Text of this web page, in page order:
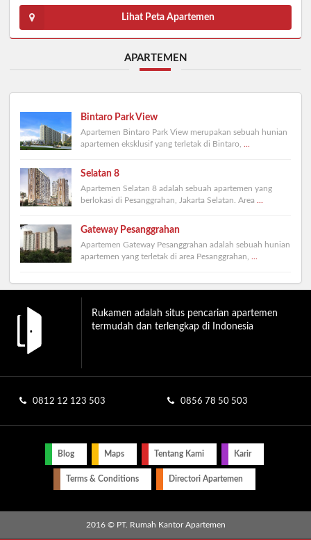
Lihat Peta Apartemen
APARTEMEN
Bintaro Park View
Apartemen Bintaro Park View merupakan sebuah hunian
apartemen eksklusif yang terletak di Bintaro,
Selatan 8
Apartemen Selatan 8 adalah sebuah apartemen yang
berlokasi di Pesanggrahan, Jakarta Selatan. Area
Gateway Pesanggrahan
Apartemen Gateway Pesanggrahan adalah sebuah hunian
apartemen yang terletak di area Pesanggrahan,
Rukamen adalah situs pencarian apartemen
termudah dan terlengkap di Indonesia
0812 12 123 503 0856 78 50 503
Blog Maps Tentang Kami Karir
Terms & Conditions Directori Apartemen
2016 © PT. Rumah Kantor Apartemen